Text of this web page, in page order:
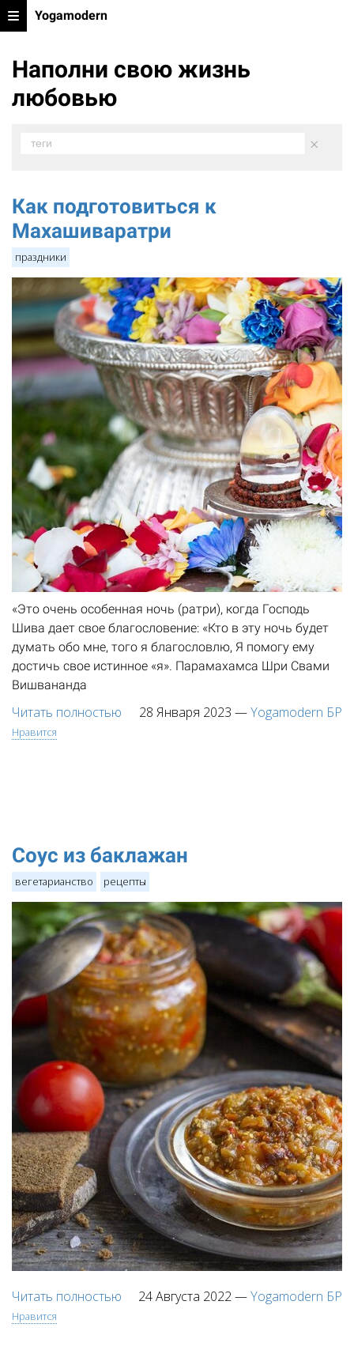
Yogamodern
Наполни свою жизнь
любовью
×
теги
Как подготовиться к
Махашиваратри
праздники
«Это очень особенная ночь (ратри), когда Господь
Шива дает свое благословение: «Кто в эту ночь будет
думать обо мне, того я благословлю, Я помогу ему
достичь свое истинное «я». Парамахамса Шри Свами
Вишвананда
Читать полностью 28 Января 2023 —Yogamodern БР
Нравится
Соус из баклажан
вегетарианство рецепты
Читать полностью 24 Августа 2022—Yogamodern БР
Нравится